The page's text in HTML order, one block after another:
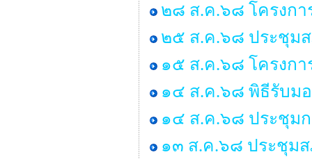
๒๘ ส.ค.๖๘ โครงก
๒๕ ส.ค.๖๘ ประชุม
๑๕ ส.ค.๖๘ โครงก
๑๔ ส.ค.๖๘ พิธีรับม
๑๔ ส.ค.๖๘ ประชุม
๑๓ ส.ค.๖๘ ประชุม